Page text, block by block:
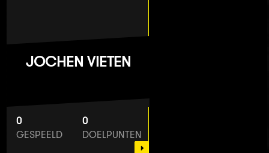
JOCHEN VIETEN
0
GESPEELD
0
DOELPUNTEN